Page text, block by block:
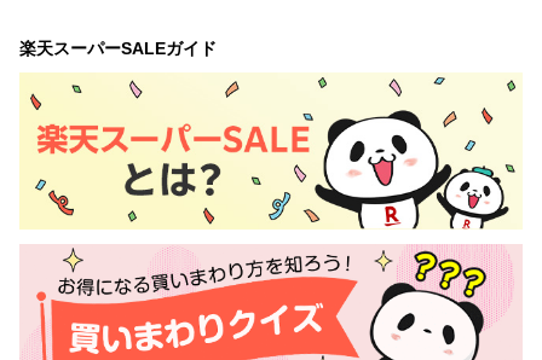
楽天スーパーSALEガイド